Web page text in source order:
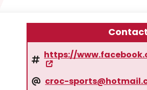
https://
croc-